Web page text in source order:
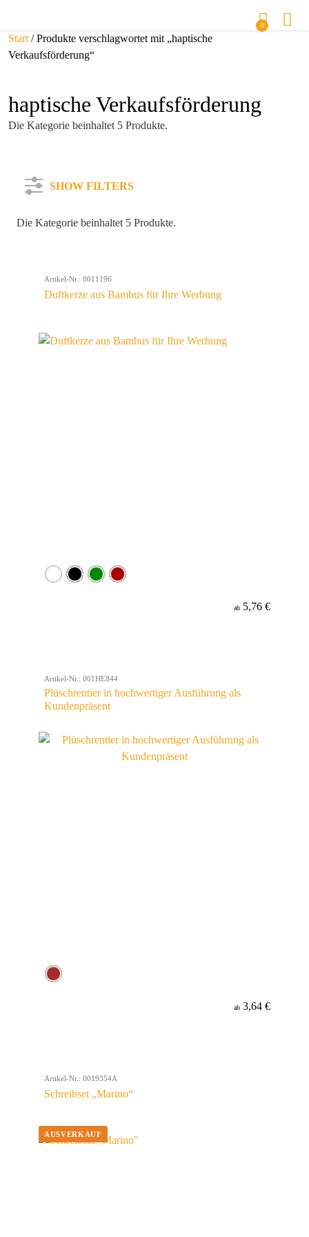
0
Start / Produkte verschlagwortet mit „haptische
Verkaufsförderung“
haptische Verkaufsförderung
Die Kategorie beinhaltet 5 Produkte.
SHOW FILTERS
Farbe
Die Kategorie beinhaltet 5 Produkte.
Artikel-Nr.: 0011196
Duftkerze aus Bambus für Ihre Werbung
ab 5,76 €
Artikel-Nr.: 001HE844
Plüschrentier in hochwertiger Ausführung als
Kundenpräsent
ab 3,64 €
Artikel-Nr.: 0019354A
Schreibset „Marino“